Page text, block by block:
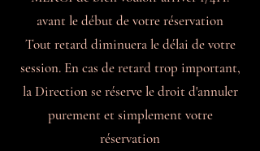
avant le début de votre réservation
Tout retard diminuera le délai de votre
session. En cas de retard trop important,
la Direction se réserve le droit d'annuler
purement et simplement votre
réservation